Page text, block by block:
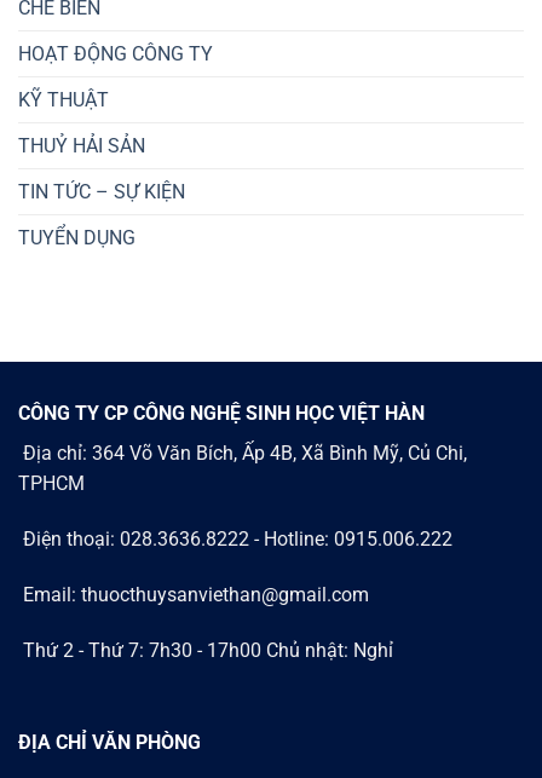
CHẾ BIẾN
HOẠT ĐỘNG CÔNG TY
KỸ THUẬT
THUỶ HẢI SẢN
TIN TỨC – SỰ KIỆN
TUYỂN DỤNG
CÔNG TY CP CÔNG NGHỆ SINH HỌC VIỆT HÀN
Địa chỉ: 364 Võ Văn Bích, Ấp 4B, Xã Bình Mỹ, Củ Chi,
TPHCM
Điện thoại: 028.3636.8222 - Hotline: 0915.006.222
Email: thuocthuysanviethan@gmail.com
Thứ 2 - Thứ 7: 7h30 - 17h00 Chủ nhật: Nghỉ
ĐỊA CHỈ VĂN PHÒNG